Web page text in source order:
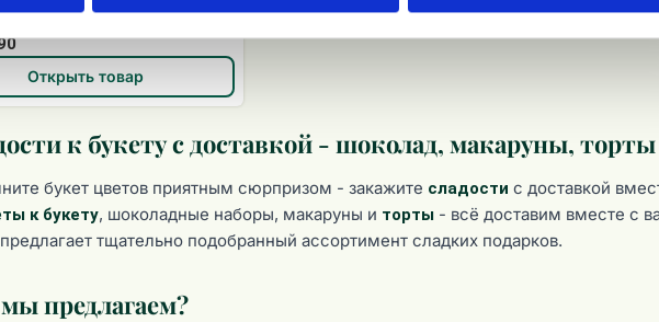
Открыть товар
к букету с доставкой - шоколад, макаруны, торты
букет цветов приятным сюрпризом - закажите сладости с доставкой
к букету, шоколадные наборы, макаруны и торты - всё доставим вместе с
тщательно подобранный ассортимент сладких подарков.
предлагаем?